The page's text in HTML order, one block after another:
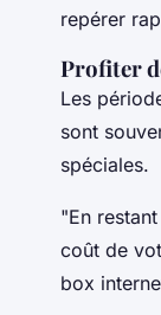
repérer
Profiter
Les
sont
spéciales.
"En
coût de
box